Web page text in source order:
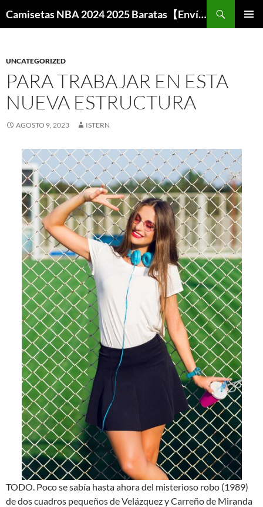
Camisetas NBA 2024 2025 Baratas【Envío Gratis】
UNCATEGORIZED
PARA TRABAJAR EN ESTA
NUEVA ESTRUCTURA
AGOSTO 9, 2023 ISTERN
TODO. Poco se sabía hasta ahora del misterioso robo (1989)
de dos cuadros pequeños de Velázquez y Carreño de Miranda